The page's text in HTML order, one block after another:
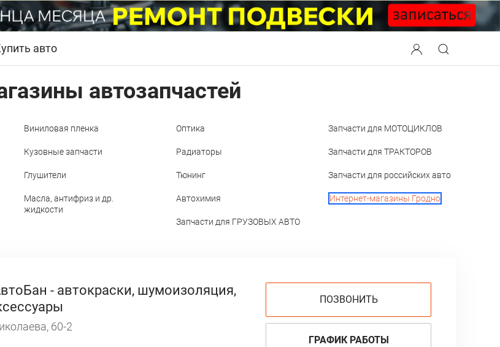
авто
автозапчастей
Виниловая пленка
Кузовные запчасти
Глушители
Масла, антифриз и др.
жидкости
Оптика
Радиаторы
Тюнинг
Автохимия
Запчасти для ГРУЗОВЫХ АВТО
Запчасти для МОТОЦИКЛОВ
Запчасти для ТРАКТОРОВ
Запчасти для российских авто
Интернет-магазины Гродно
- автокраски, шумоизоляция,
60-2
ПОЗВОНИТЬ
ГРАФИК РАБОТЫ